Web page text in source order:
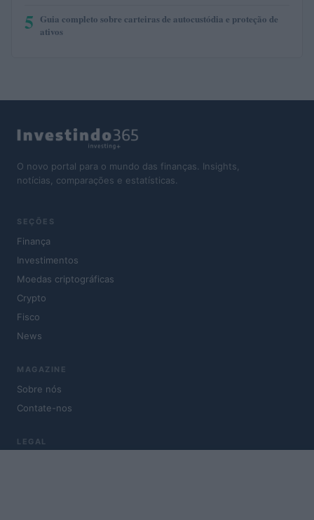
5 Guia completo sobre carteiras de autocustódia e proteção de
ativos
O novo portal para o mundo das finanças. Insights,
notícias, comparações e estatísticas.
SEÇÕES
Finança
Investimentos
Moedas criptográficas
Crypto
Fisco
News
MAGAZINE
Sobre nós
Contate-nos
LEGAL